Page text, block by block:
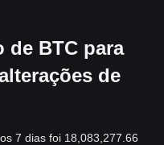
de BTC para
de
7 dias foi 18,083,277.66